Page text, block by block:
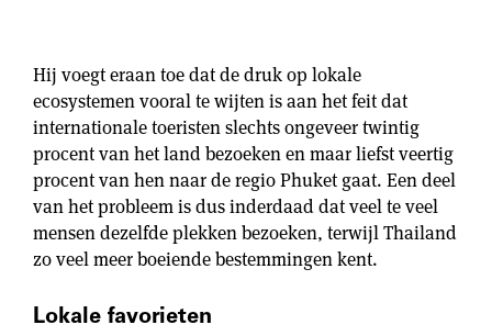
Hij voegt eraan toe dat de druk op lokale
ecosystemen vooral te wijten is aan het feit dat
internationale toeristen slechts ongeveer twintig
procent van het land bezoeken en maar liefst veertig
procent van hen naar de regio Phuket gaat. Een deel
van het probleem is dus inderdaad dat veel te veel
mensen dezelfde plekken bezoeken, terwijl Thailand
zo veel meer boeiende bestemmingen kent.
Lokale favorieten